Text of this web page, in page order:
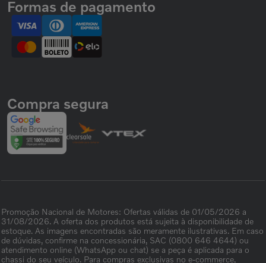
Formas de pagamento
Compra segura
Promoção Nacional de Motores: Ofertas válidas de 01/05/2026 a
31/08/2026. A oferta dos produtos está sujeita à disponibilidade de
estoque. As imagens encontradas são meramente ilustrativas. Em caso
de dúvidas, confirme na concessionária, SAC (0800 646 4644) ou
atendimento online (WhatsApp ou chat) se a peça é aplicada para o
chassi do seu veículo. Para compras exclusivas no e-commerce,